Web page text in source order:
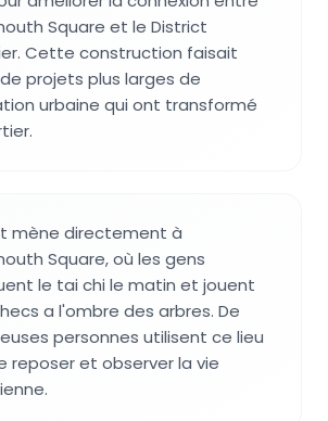
Square et le District
Cette construction faisait
projets plus larges de
urbaine qui ont transformé
mène directement à
Square, où les gens
le tai chi le matin et jouent
a l'ombre des arbres. De
personnes utilisent ce lieu
reposer et observer la vie